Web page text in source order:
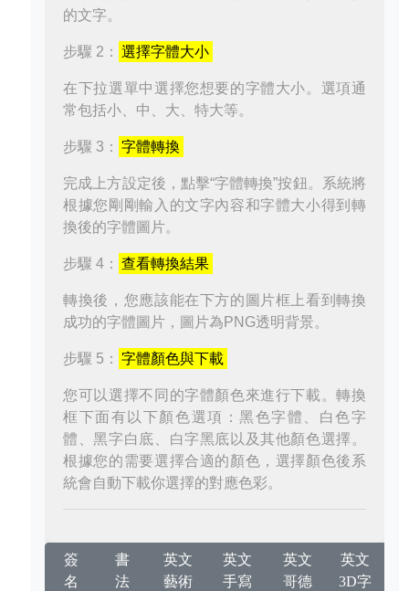
的文字。
步驟 2： 選擇字體大小
在下拉選單中選擇您想要的字體大小。選項通
常包括小、中、大、特大等。
步驟 3： 字體轉換
完成上方設定後，點擊“字體轉換”按鈕。系統將
根據您剛剛輸入的文字內容和字體大小得到轉
換後的字體圖片。
步驟 4： 查看轉換結果
轉換後，您應該能在下方的圖片框上看到轉換
成功的字體圖片，圖片為PNG透明背景。
步驟 5： 字體顏色與下載
您可以選擇不同的字體顏色來進行下載。轉換
框下面有以下顏色選項：黑色字體、白色字
體、黑字白底、白字黑底以及其他顏色選擇。
根據您的需要選擇合適的顏色，選擇顏色後系
統會自動下載你選擇的對應色彩。
簽
名
書
法
英文
藝術
英文
手寫
英文
哥德
英文
3D字